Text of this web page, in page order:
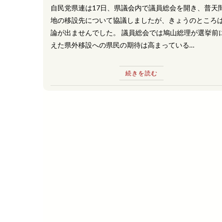
自民党県連は17日、県議会内で議員総会を開き、普天
地の移設先について協議しましたが、きょうのところ
論が出ませんでした。 議員総会では鳩山総理が選挙前
えた県外移設への県民の期待は高まっている…
続きを読む